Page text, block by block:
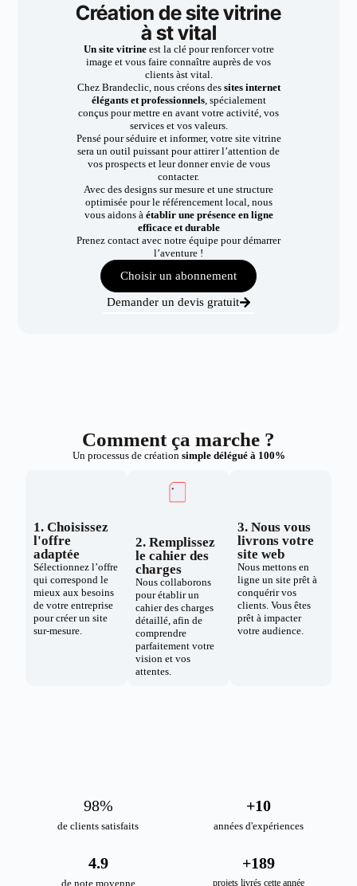
Création de site vitrine
à st vital
Un site vitrineest la clé pour renforcer votre
image et vous faire connaître auprès de vos
clients àst vital.
Chez Brandeclic, nous créons dessites internet
élégants et professionnels, spécialement
conçus pour mettre en avant votre activité, vos
services et vos valeurs.
Pensé pour séduire et informer, votre site vitrine
sera un outil puissant pour attirer l’attention de
vos prospects et leur donner envie de vous
contacter.
Avec des designs sur mesure et une structure
optimisée pour le référencement local, nous
vous aidons à établir une présence en ligne
efficace et durable
Prenez contact avec notre équipe pour démarrer
l’aventure !
Choisir un abonnement
Demander un devis gratuit
Comment ça marche ?
Un processus de création simple délégué à 100%
1. Choisissez
l'offre
adaptée
Sélectionnez l’offre
qui correspond le
mieux aux besoins
de votre entreprise
pour créer un site
sur-mesure.
2. Remplissez
le cahier des
charges
Nous collaborons
pour établir un
cahier des charges
détaillé, afin de
comprendre
parfaitement votre
vision et vos
attentes.
3. Nous vous
livrons votre
site web
Nous mettons en
ligne un site prêt à
conquérir vos
clients. Vous êtes
prêt à impacter
votre audience.
de clients satisfaits
98%
années d'expériences
+10
de note moyenne
4.9
projets livrés cette année
+189